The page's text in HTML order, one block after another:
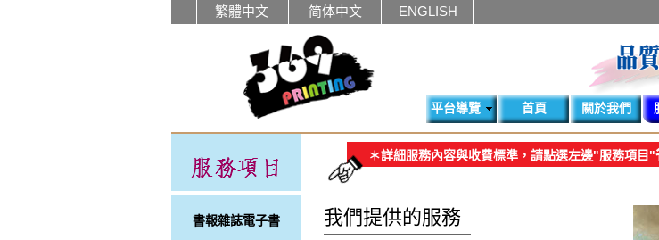
繁體中文 简体中文 ENGLISH
平台導覽 首頁 關於我們
書報雜誌電子書
＊詳細服務內容與收費標準，請點選左邊"服務項目"
我們提供的服務